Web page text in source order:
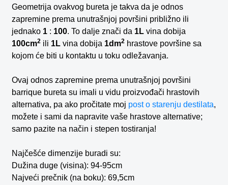
Geometrija ovakvog bureta je takva da je odnos
zapremine prema unutrašnjoj površini približno ili
jednako 1 : 100. To dalje znači da 1L vina dobija
100cm2 ili 1L vina dobija 1dm2 hrastove površine sa
kojom će biti u kontaktu u toku odležavanja.
Ovaj odnos zapremine prema unutrašnjoj površini
barrique bureta su imali u vidu proizvođači hrastovih
alternativa, pa ako pročitate moj post o starenju destilata,
možete i sami da napravite vaše hrastove alternative;
samo pazite na način i stepen tostiranja!
Najčešće dimenzije buradi su:
Dužina duge (visina): 94-95cm
Najveći prečnik (na boku): 69,5cm